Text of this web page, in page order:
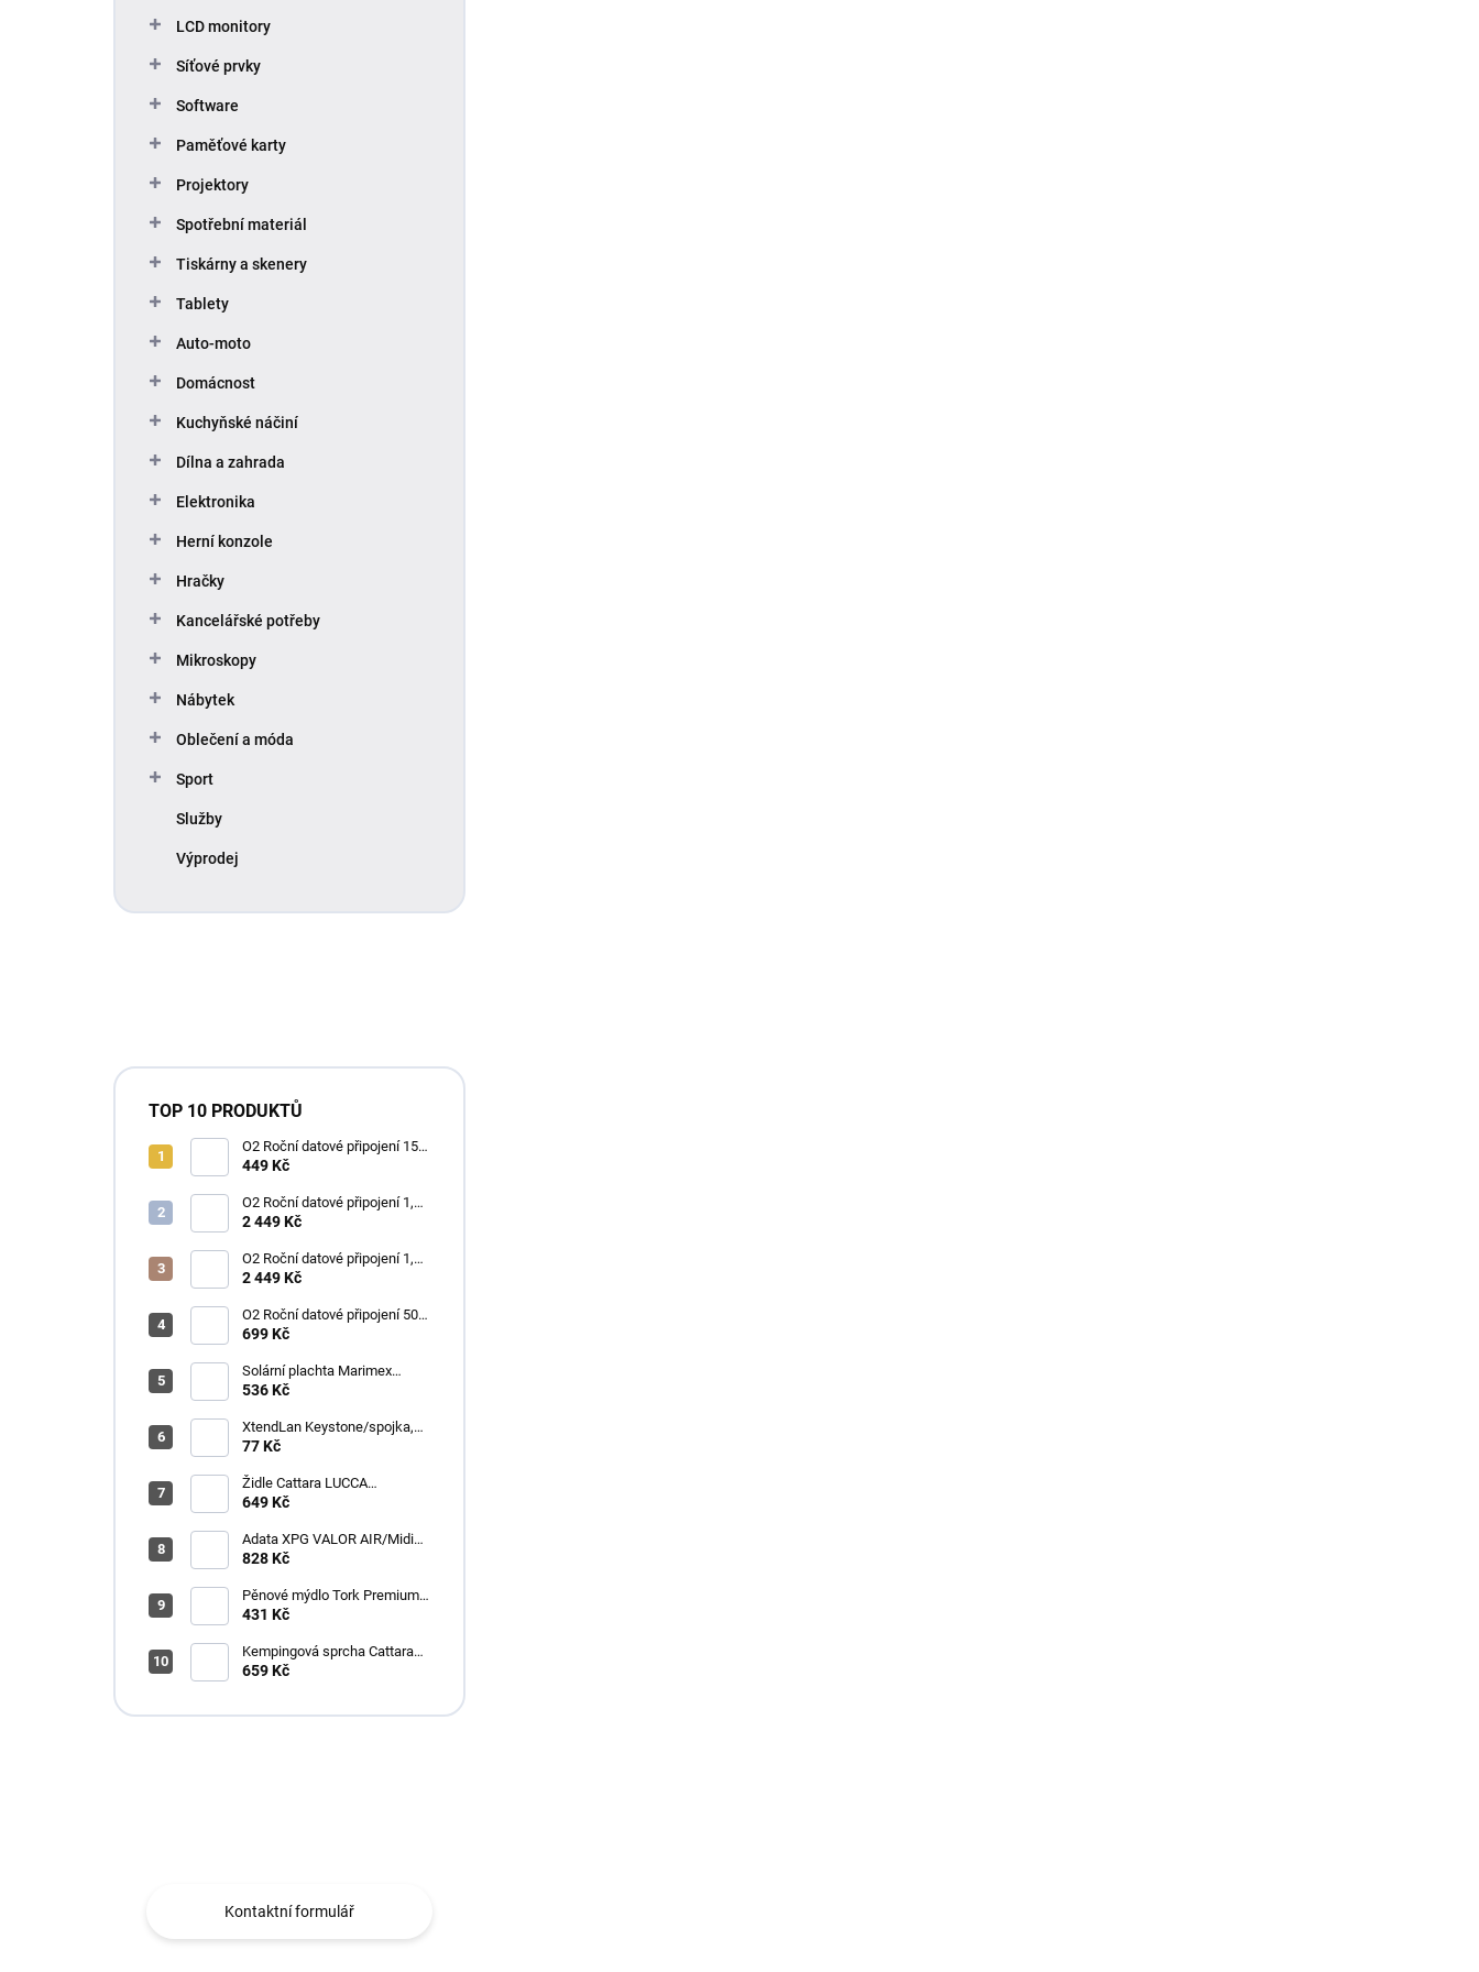
LCD monitory
Síťové prvky
Software
Paměťové karty
Projektory
Spotřební materiál
Tiskárny a skenery
Tablety
Auto-moto
Domácnost
Kuchyňské náčiní
Dílna a zahrada
Elektronika
Herní konzole
Hračky
Kancelářské potřeby
Mikroskopy
Nábytek
Oblečení a móda
Sport
Služby
Výprodej
TOP 10 PRODUKTŮ
O2 Roční datové připojení 15
GB
449 Kč
O2 Roční datové připojení 1,2
TB
2 449 Kč
O2 Roční datové připojení 1,2
TB
2 449 Kč
O2 Roční datové připojení 50
GB
699 Kč
Solární plachta Marimex
průměr 3,6 m černá
536 Kč
XtendLan Keystone/spojka,
RJ45, Cat 6, UTP, černý,
narážení kabelů KESB6NPPPX
77 Kč
Židle Cattara LUCCA
kempingová skládací modrá
649 Kč
Adata XPG VALOR AIR/Midi
Tower/Transpar./Černá
828 Kč
Pěnové mýdlo Tork Premium
Antimikrobiální 1l S4
431 Kč
Kempingová sprcha Cattara
AKU
659 Kč
Kontaktní formulář